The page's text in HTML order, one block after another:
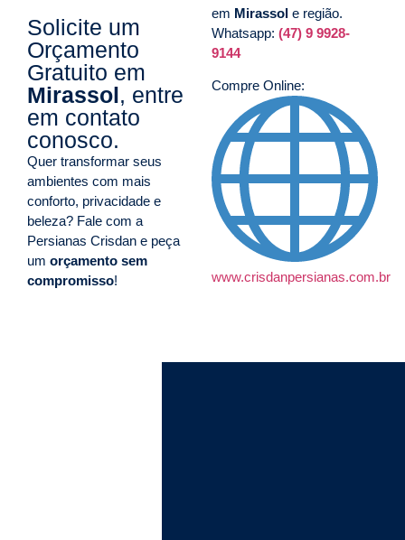
Solicite um
Orçamento
Gratuito em
Mirassol, entre
em contato
conosco.
Quer transformar seus
ambientes com mais
conforto, privacidade e
beleza? Fale com a
Persianas Crisdan e peça
um orçamento sem
compromisso!
em Mirassol e região.
Whatsapp: (47) 9 9928-
9144
Compre Online:
www.crisdanpersianas.com.br